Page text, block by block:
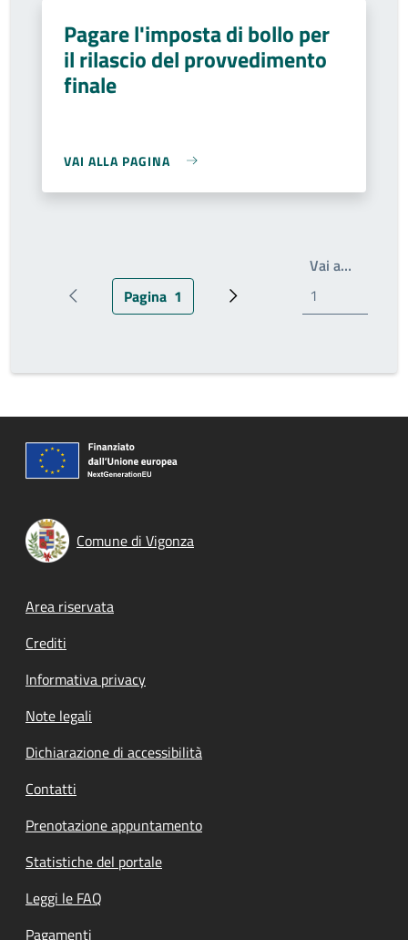
Pagare l'imposta di bollo per
il rilascio del provvedimento
finale
VAI ALLA PAGINA
Pagina precedentePagina attuale
Pagina 1 Prossima pagina
Vai a…
Comune di Vigonza
Footer menu
Area riservata
Crediti
Informativa privacy
Note legali
Dichiarazione di accessibilità
Contatti
Prenotazione appuntamento
Statistiche del portale
Leggi le FAQ
Pagamenti